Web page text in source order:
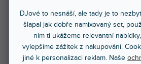
DJové to nesnáší, ale tady je to
šlapal jak dobře namixovaný set,
nim ti ukážeme relevantní
vylepšíme zážitek z nakupování.
jiné k personalizaci reklam. Naše
20 a více ks = sleva 20 %